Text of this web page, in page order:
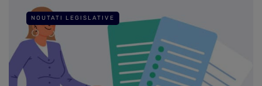
NOUTATI LEGISLATIVE